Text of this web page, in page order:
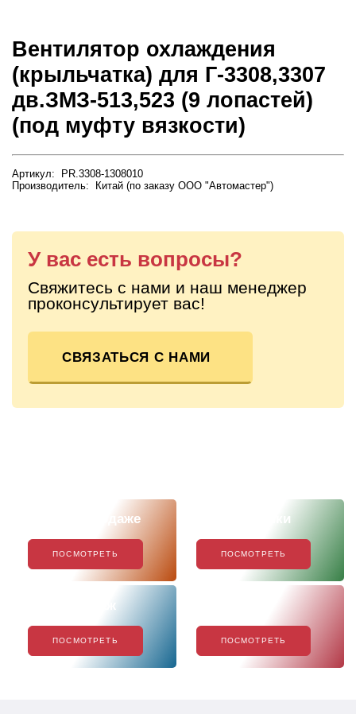
Вентилятор охлаждения
(крыльчатка) для Г-3308,3307
дв.ЗМЗ-513,523 (9 лопастей)
(под муфту вязкости)
Артикул: PR.3308-1308010
Производитель: Китай (по заказу ООО "Автомастер")
У вас есть вопросы?
Свяжитесь с нами и наш менеджер
проконсультирует вас!
СВЯЗАТЬСЯ С НАМИ
Скоро в продаже
ПОСМОТРЕТЬ
Наши новинки
ПОСМОТРЕТЬ
ПОСМОТРЕТЬ ПОСМОТРЕТЬ